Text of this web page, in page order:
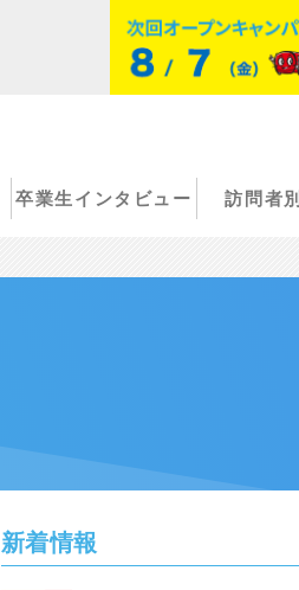
卒業生インタビュー 訪問者別
新着情報